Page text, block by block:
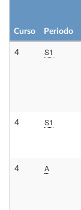
Curso Periodo
4 S1
4 S1
4 A